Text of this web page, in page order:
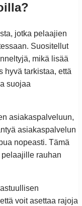
jotka pelaajien
Suositellut
mikä lisää
hyvä tarkistaa, että
suojaa
asiakaspalveluun,
asiakaspalvelun
nopeasti. Tämä
pelaajille rauhan
voit asettaa rajoja